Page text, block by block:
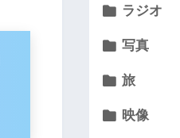
ラジオ
写真
旅
映像